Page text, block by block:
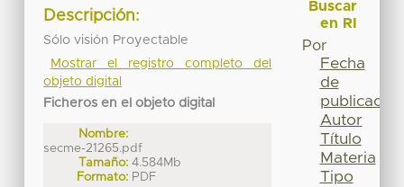
Descripción:
Sólo visión Proyectable
Mostrar el registro completo del
objeto digital
Ficheros en el objeto digital
Nombre:
secme-21265.pdf
Tamaño: 4.584Mb
Formato: PDF
Buscar
en RI
Por
Fecha
de
publicación
Autor
Título
Materia
Tipo